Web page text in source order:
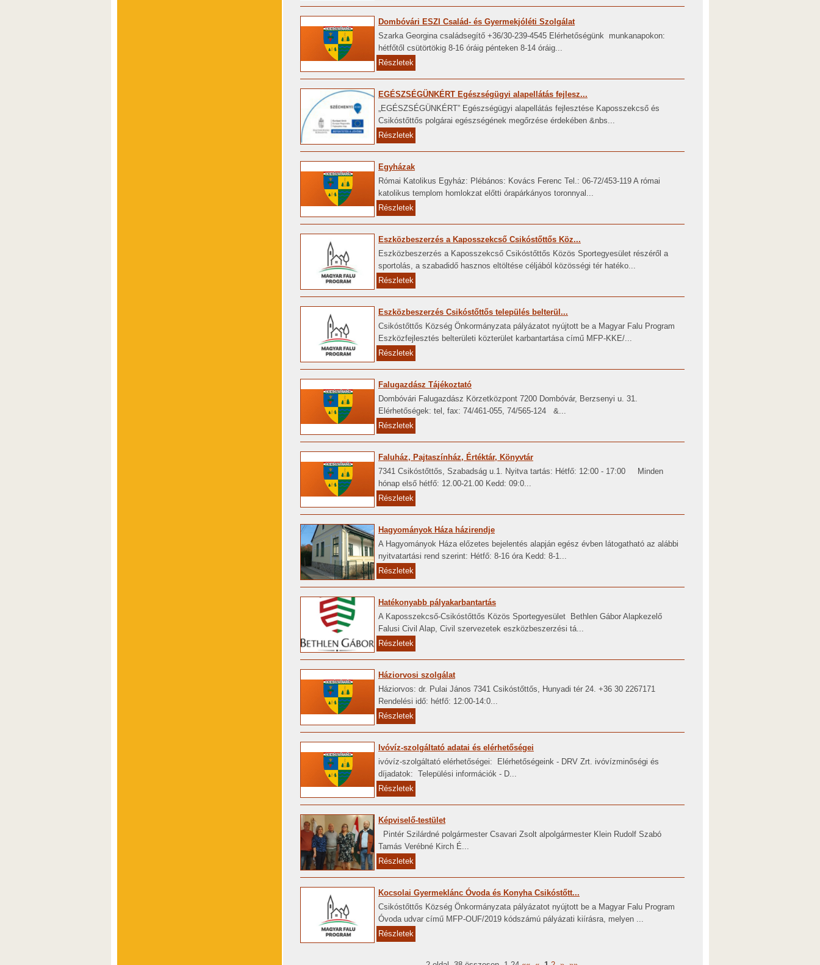
Dombóvári ESZI Család- és Gyermekjóléti Szolgálat
Szarka Georgina családsegítő +36/30-239-4545 Elérhetőségünk munkanapokon:
hétfőtől csütörtökig 8-16 óráig pénteken 8-14 óráig...
Részletek
EGÉSZSÉGÜNKÉRT Egészségügyi alapellátás fejlesz...
„EGÉSZSÉGÜNKÉRT” Egészségügyi alapellátás fejlesztése Kaposszekcső és
Csikóstőttős polgárai egészségének megőrzése érdekében &nbs...
Részletek
Egyházak
Római Katolikus Egyház: Plébános: Kovács Ferenc Tel.: 06-72/453-119 A római
katolikus templom homlokzat előtti órapárkányos toronnyal...
Részletek
Eszközbeszerzés a Kaposszekcső Csikóstőttős Köz...
Eszközbeszerzés a Kaposszekcső Csikóstőttős Közös Sportegyesület részéről a
sportolás, a szabadidő hasznos eltöltése céljából közösségi tér hatéko...
Részletek
Eszközbeszerzés Csikóstőttős település belterül...
Csikóstőttős Község Önkormányzata pályázatot nyújtott be a Magyar Falu Program
Eszközfejlesztés belterületi közterület karbantartása című MFP-KKE/...
Részletek
Falugazdász Tájékoztató
Dombóvári Falugazdász Körzetközpont 7200 Dombóvár, Berzsenyi u. 31.
Elérhetőségek: tel, fax: 74/461-055, 74/565-124 &...
Részletek
Faluház, Pajtaszínház, Értéktár, Könyvtár
7341 Csikóstőttős, Szabadság u.1. Nyitva tartás: Hétfő: 12:00 - 17:00 Minden
hónap első hétfő: 12.00-21.00 Kedd: 09:0...
Részletek
Hagyományok Háza házirendje
A Hagyományok Háza előzetes bejelentés alapján egész évben látogatható az alábbi
nyitvatartási rend szerint: Hétfő: 8-16 óra Kedd: 8-1...
Részletek
Hatékonyabb pályakarbantartás
A Kaposszekcső-Csikóstőttős Közös Sportegyesület Bethlen Gábor Alapkezelő
Falusi Civil Alap, Civil szervezetek eszközbeszerzési tá...
Részletek
Háziorvosi szolgálat
Háziorvos: dr. Pulai János 7341 Csikóstőttős, Hunyadi tér 24. +36 30 2267171
Rendelési idő: hétfő: 12:00-14:0...
Részletek
Ivóvíz-szolgáltató adatai és elérhetőségei
ivóvíz-szolgáltató elérhetőségei: Elérhetőségeink - DRV Zrt. ivóvízminőségi és
díjadatok: Települési információk - D...
Részletek
Képviselő-testület
Pintér Szilárdné polgármester Csavari Zsolt alpolgármester Klein Rudolf Szabó
Tamás Verébné Kirch É...
Részletek
Kocsolai Gyermeklánc Óvoda és Konyha Csikóstőtt...
Csikóstőttős Község Önkormányzata pályázatot nyújtott be a Magyar Falu Program
Óvoda udvar című MFP-OUF/2019 kódszámú pályázati kiírásra, melyen ...
Részletek